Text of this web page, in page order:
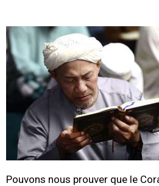
Pouvons nous prouver que le